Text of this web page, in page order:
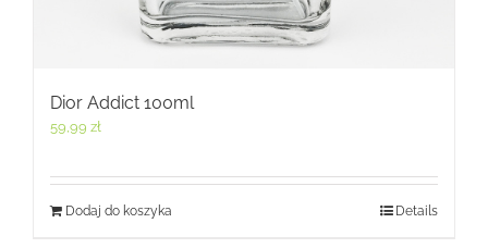
Dior Addict 100ml
59,99 zł
Dodaj do koszyka Details